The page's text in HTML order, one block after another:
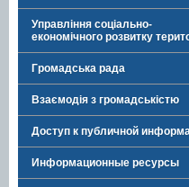
Управління соціально-
економічного розвитку
Громадська рада
Взаємодія з громадськістю
Доступ к публичной
Информационные ресурсы